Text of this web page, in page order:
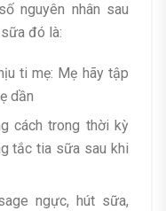
nguyên nhân sau
đó là:
ti mẹ: Mẹ hãy tập
dần
cách trong thời kỳ
tắc tia sữa sau khi
ngực, hút sữa,